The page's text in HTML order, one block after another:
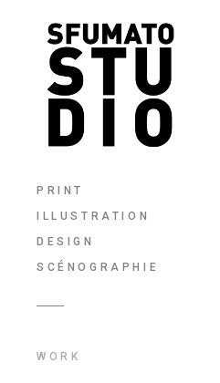
PRINT
ILLUSTRATION
DESIGN
SCÉNOGRAPHIE
WORK